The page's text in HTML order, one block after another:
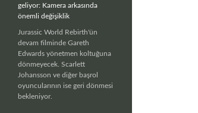
geliyor: Kamera arkasında
önemli değişiklik
Jurassic World Rebirth'ün
devam filminde Gareth
Edwards yönetmen koltuğuna
dönmeyecek. Scarlett
Johansson ve diğer başrol
oyuncularının ise geri dönmesi
bekleniyor.